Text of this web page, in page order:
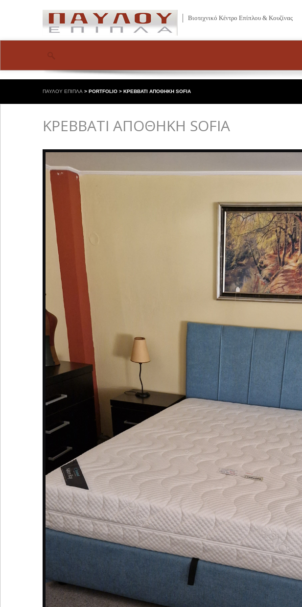
Βιοτεχνικό Κέντρο Επίπλου & Κουζίνας
ΠΑΥΛΟΥ ΕΠΙΠΛΑ > PORTFOLIO > ΚΡΕΒΒΑΤΙ ΑΠΟΘΗΚΗ SOFIA
ΚΡΕΒΒΑΤΙ ΑΠΟΘΗΚΗ SOFIA